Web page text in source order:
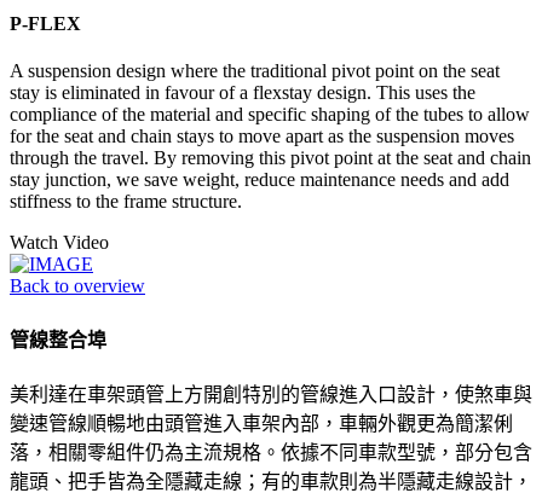
P-FLEX
A suspension design where the traditional pivot point on the seat
stay is eliminated in favour of a flexstay design. This uses the
compliance of the material and specific shaping of the tubes to allow
for the seat and chain stays to move apart as the suspension moves
through the travel. By removing this pivot point at the seat and chain
stay junction, we save weight, reduce maintenance needs and add
stiffness to the frame structure.
Watch Video
Back to overview
管線整合埠
美利達在車架頭管上方開創特別的管線進入口設計，使煞車與
變速管線順暢地由頭管進入車架內部，車輛外觀更為簡潔俐
落，相關零組件仍為主流規格。依據不同車款型號，部分包含
龍頭、把手皆為全隱藏走線；有的車款則為半隱藏走線設計，